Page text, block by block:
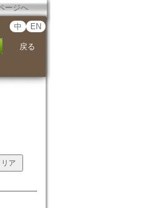
ージへ
中 EN
戻る